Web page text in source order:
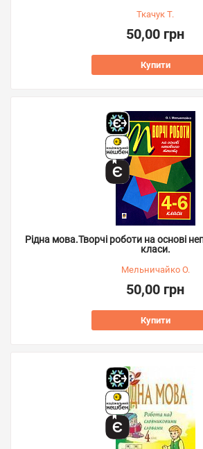
Ткачук Т.
50,00 грн
Купити
Рідна мова.Творчі роботи на основі
класи.
Мельничайко О.
50,00 грн
Купити